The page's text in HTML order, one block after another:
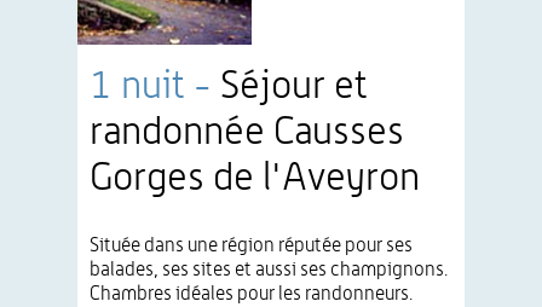
1 nuit - Séjour et
randonnée Causses
Gorges de l'Aveyron
Située dans une région réputée pour ses
balades, ses sites et aussi ses champignons.
Chambres idéales pour les randonneurs.